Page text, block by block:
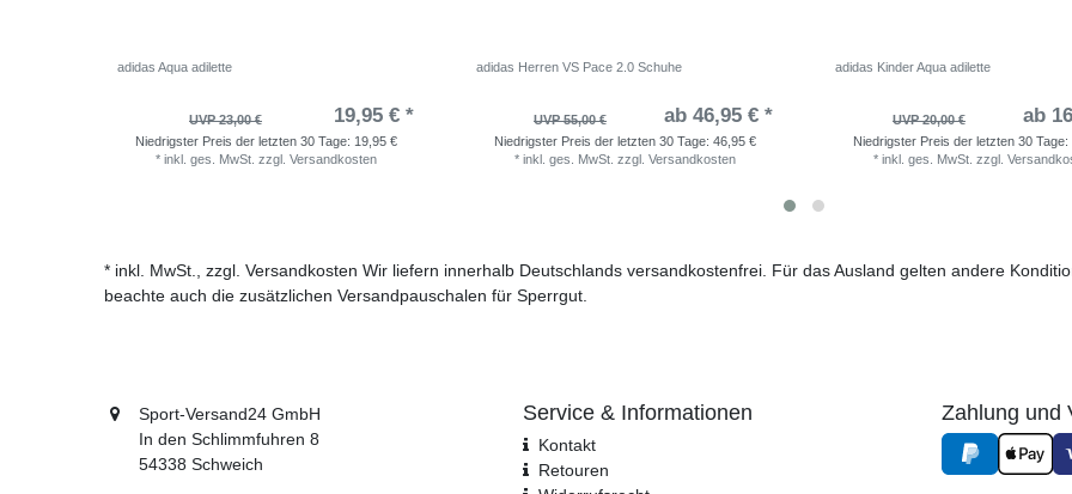
adidas Aqua adilette
UVP 23,00 € 19,95 € *
Niedrigster Preis der letzten 30 Tage: 19,95 €
* inkl. ges. MwSt. zzgl. Versandkosten
adidas Herren VS Pace 2.0 Schuhe
UVP 55,00 € ab 46,95 € *
Niedrigster Preis der letzten 30 Tage: 46,95 €
* inkl. ges. MwSt. zzgl. Versandkosten
adidas Kinder Aqua adilette
UVP 20,00 € ab
Niedrigster Preis der letzten 30 Tage:
* inkl. ges. MwSt. zzgl.
* inkl. MwSt., zzgl. Versandkosten Wir liefern innerhalb Deutschlands versandkostenfrei. Für das Ausland gelten andere
beachte auch die zusätzlichen Versandpauschalen für Sperrgut.
Sport-Versand24 GmbH
In den Schlimmfuhren 8
54338 Schweich
Service & Informationen
Kontakt
Retouren
Zahlung und